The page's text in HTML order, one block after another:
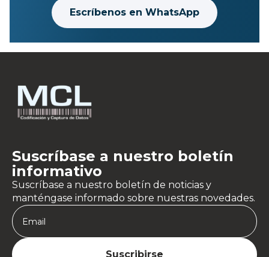
Escríbenos en WhatsApp
Suscríbase a nuestro boletín
informativo
Suscríbase a nuestro boletín de noticias y
manténgase informado sobre nuestras novedades.